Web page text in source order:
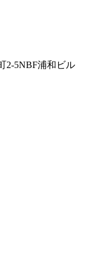
2-5NBF浦和ビル